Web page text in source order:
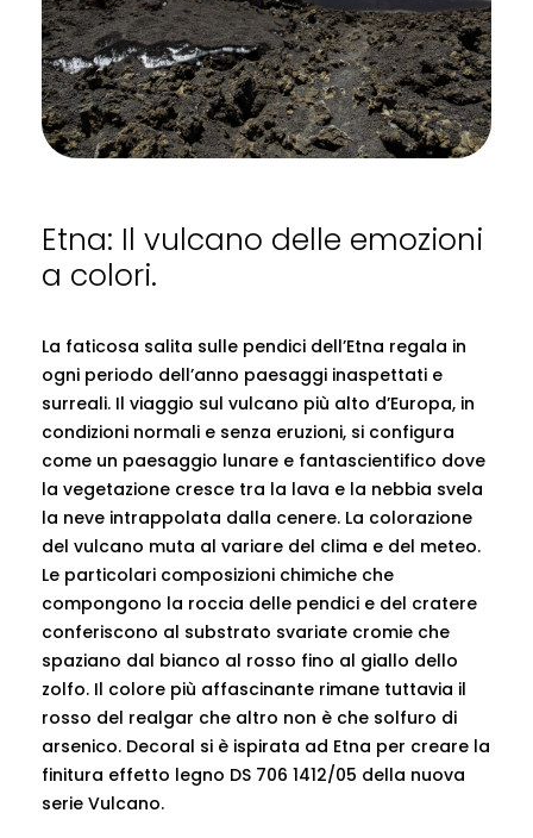
Etna: Il vulcano delle emozioni
a colori.
La faticosa salita sulle pendici dell’Etna regala in
ogni periodo dell’anno paesaggi inaspettati e
surreali. Il viaggio sul vulcano più alto d’Europa, in
condizioni normali e senza eruzioni, si configura
come un paesaggio lunare e fantascientifico dove
la vegetazione cresce tra la lava e la nebbia svela
la neve intrappolata dalla cenere. La colorazione
del vulcano muta al variare del clima e del meteo.
Le particolari composizioni chimiche che
compongono la roccia delle pendici e del cratere
conferiscono al substrato svariate cromie che
spaziano dal bianco al rosso fino al giallo dello
zolfo. Il colore più affascinante rimane tuttavia il
rosso del realgar che altro non è che solfuro di
arsenico. Decoral si è ispirata ad Etna per creare la
finitura effetto legno DS 706 1412/05 della nuova
serie Vulcano.